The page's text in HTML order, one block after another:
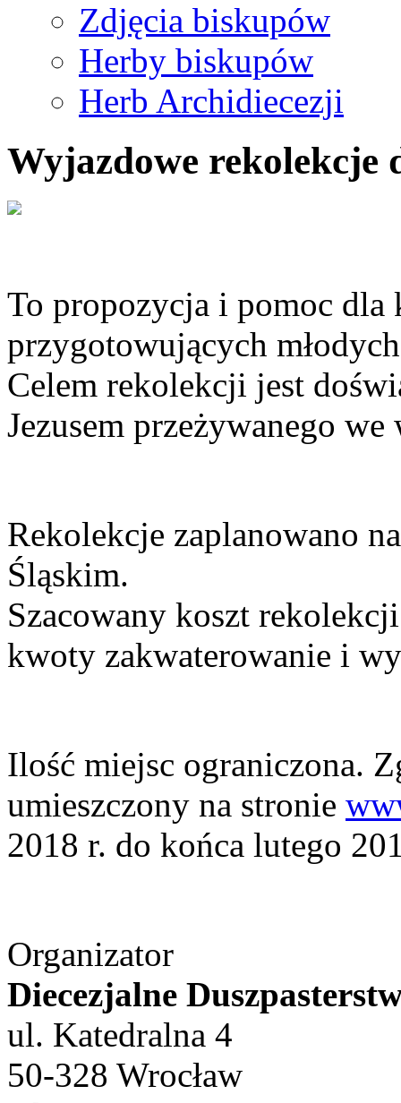
Zdjęcia biskupów
Herby biskupów
Herb Archidiecezji
Wyjazdowe rekolekcje
To propozycja i pomoc dla
przygotowujących
Celem rekolekcji jest
Jezusem przeżywanego
Rekolekcje zaplanowano
Śląskim.
Szacowany koszt
kwoty zakwaterowanie i
Ilość miejsc ograniczona.
umieszczony na stronie
2018 r. do końca lutego
Organizator
Diecezjalne
ul. Katedralna 4
50-328 Wrocław